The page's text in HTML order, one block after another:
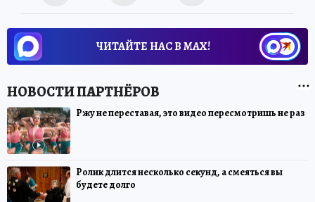
ЧИТАЙТЕ НАС В МАХ!
Ржу не переставая, это видео пересмотришь не раз
Ролик длится несколько секунд, а смеяться вы
будете долго